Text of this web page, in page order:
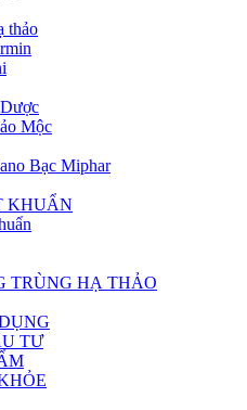
thảo
Mộc
Bạc Miphar
KHUẨN
TRÙNG HẠ THẢO
TƯ